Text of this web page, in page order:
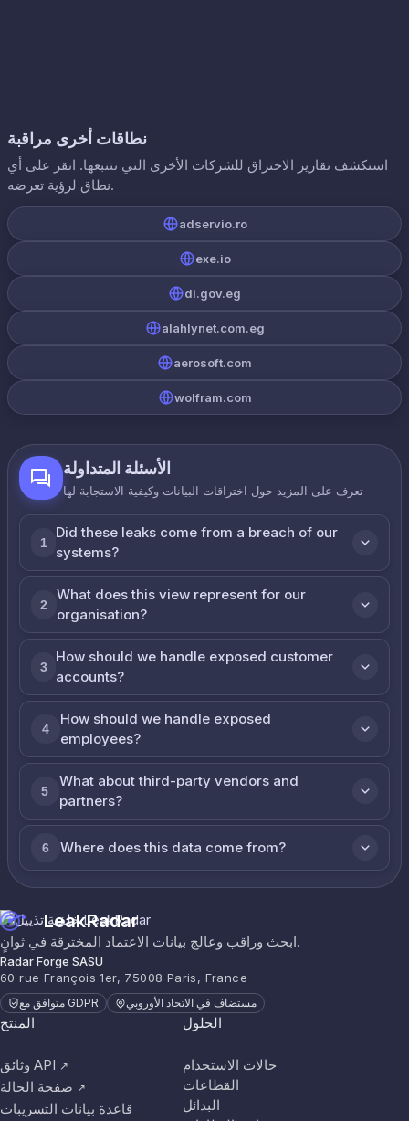
نطاقات أخرى مراقبة
استكشف تقارير الاختراق للشركات الأخرى التي نتتبعها. انقر على أي
نطاق لرؤية تعرضه.
adservio.ro
exe.io
di.gov.eg
alahlynet.com.eg
aerosoft.com
wolfram.com
الأسئلة المتداولة
تعرف على المزيد حول اختراقات البيانات وكيفية الاستجابة لها
1
Did these leaks come from a breach of our
systems?
2
What does this view represent for our
organisation?
3
How should we handle exposed customer
accounts?
4
How should we handle exposed
employees?
5
What about third-party vendors and
partners?
6 Where does this data come from?
LeakRadar
ابحث وراقب وعالج بيانات الاعتماد المخترقة في ثوانٍ.
Radar Forge SASU
60 rue François 1er, 75008 Paris, France
متوافق مع GDPR مستضاف في الاتحاد الأوروبي
المنتج
وثائق API ↗
صفحة الحالة ↗
قاعدة بيانات التسريبات
الحلول
حالات الاستخدام
القطاعات
البدائل